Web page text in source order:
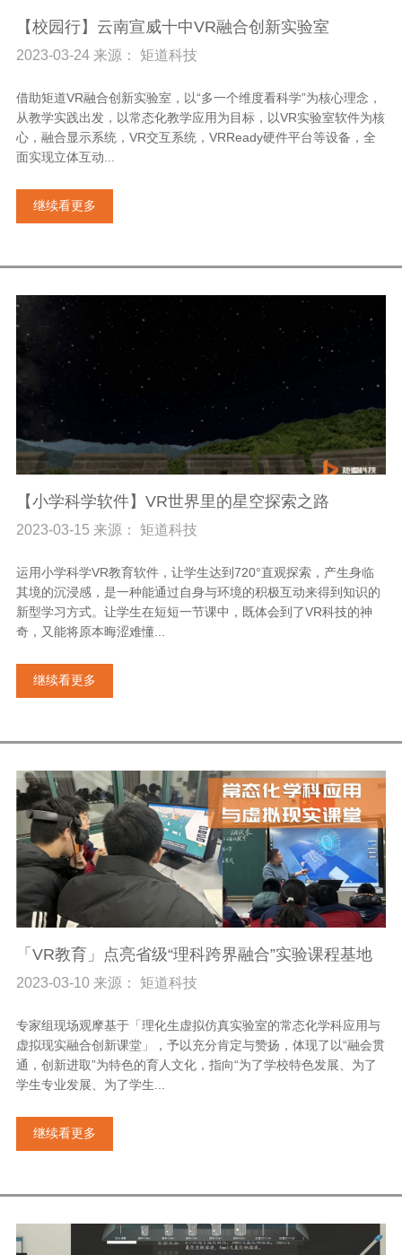
【校园行】云南宣威十中VR融合创新实验室
2023-03-24 来源： 矩道科技
借助矩道VR融合创新实验室，以“多一个维度看科学”为核心理念，
从教学实践出发，以常态化教学应用为目标，以VR实验室软件为核
心，融合显示系统，VR交互系统，VRReady硬件平台等设备，全
面实现立体互动...
继续看更多
【小学科学软件】VR世界里的星空探索之路
2023-03-15 来源： 矩道科技
运用小学科学VR教育软件，让学生达到720°直观探索，产生身临
其境的沉浸感，是一种能通过自身与环境的积极互动来得到知识的
新型学习方式。让学生在短短一节课中，既体会到了VR科技的神
奇，又能将原本晦涩难懂...
继续看更多
「VR教育」点亮省级“理科跨界融合”实验课程基地
2023-03-10 来源： 矩道科技
专家组现场观摩基于「理化生虚拟仿真实验室的常态化学科应用与
虚拟现实融合创新课堂」，予以充分肯定与赞扬，体现了以“融会贯
通，创新进取”为特色的育人文化，指向“为了学校特色发展、为了
学生专业发展、为了学生...
继续看更多